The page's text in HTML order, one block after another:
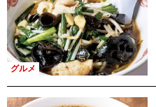
グルメ